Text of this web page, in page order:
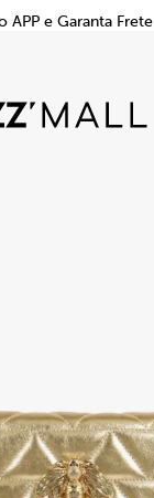
APP e Garanta Frete